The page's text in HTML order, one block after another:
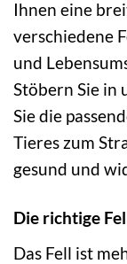
Ihnen eine
verschiedene
und
Stöbern Sie in
Sie die
Tieres zum
gesund und
Die richtige
Das Fell ist